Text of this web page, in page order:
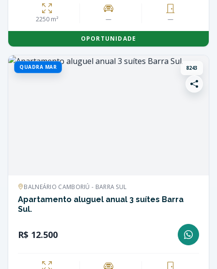
2250 m² — —
OPORTUNIDADE
QUADRA MAR 8243
BALNEÁRIO CAMBORIÚ - BARRA SUL
Apartamento aluguel anual 3 suítes Barra
Sul.
R$ 12.500